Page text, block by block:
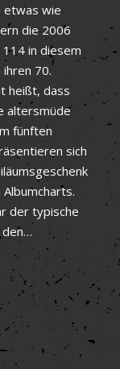
etwas wie
die 2006
in diesem
ihren 70.
heißt, dass
altersmüde
fünften
sich
der typische
den…